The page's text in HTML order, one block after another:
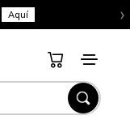
Aquí ›